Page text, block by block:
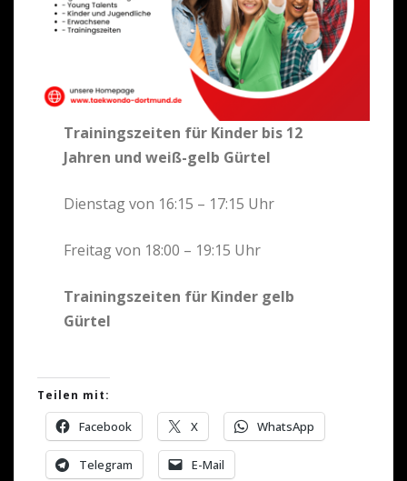
Trainingszeiten für Kinder bis 12
Jahren und weiß-gelb Gürtel
Dienstag von 16:15 – 17:15 Uhr
Freitag von 18:00 – 19:15 Uhr
Trainingszeiten für Kinder gelb
Gürtel
Teilen mit:
Facebook X WhatsApp
Telegram E-Mail